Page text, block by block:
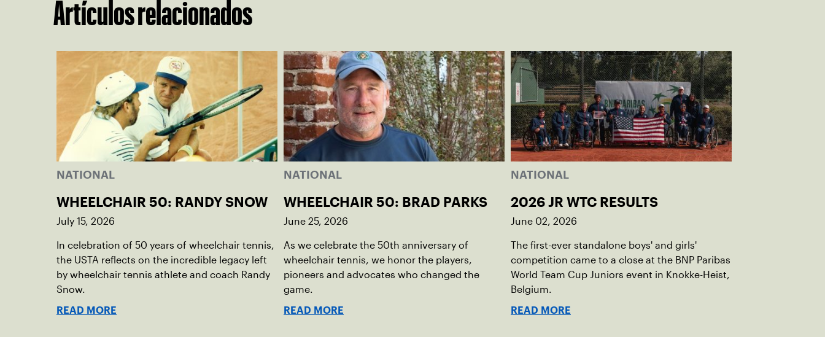
Artículos relacionados
NATIONAL
WHEELCHAIR 50: RANDY SNOW
July 15, 2026
In celebration of 50 years of wheelchair tennis,
the USTA reflects on the incredible legacy left
by wheelchair tennis athlete and coach Randy
Snow.
READ MORE
NATIONAL
WHEELCHAIR 50: BRAD PARKS
June 25, 2026
As we celebrate the 50th anniversary of
wheelchair tennis, we honor the players,
pioneers and advocates who changed the
game.
READ MORE
NATIONAL
2026 JR WTC RESULTS
June 02, 2026
The first-ever standalone boys' and girls'
competition came to a close at the BNP Paribas
World Team Cup Juniors event in Knokke-Heist,
Belgium.
READ MORE